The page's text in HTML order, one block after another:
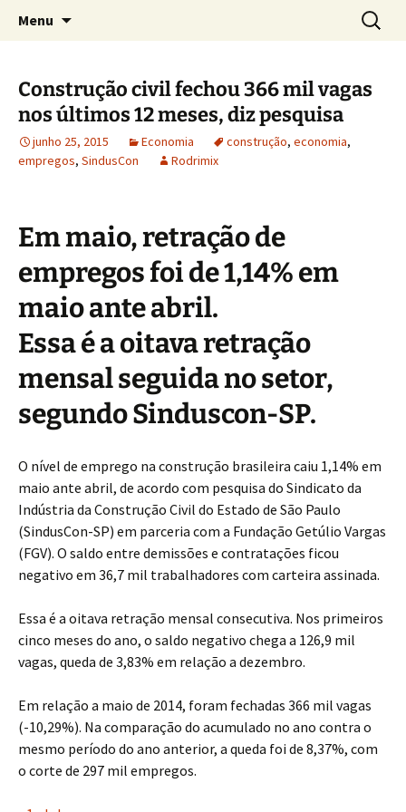
Rodrimix
Concretos e Pisos Industriais LTDA
Menu
por:
Construção civil fechou 366 mil vagas
nos últimos 12 meses, diz pesquisa
junho 25, 2015 Economia construção, economia,
empregos, SindusCon Rodrimix
Em maio, retração de
empregos foi de 1,14% em
maio ante abril.
Essa é a oitava retração
mensal seguida no setor,
segundo Sinduscon-SP.
O nível de emprego na construção brasileira caiu 1,14% em
maio ante abril, de acordo com pesquisa do Sindicato da
Indústria da Construção Civil do Estado de São Paulo
(SindusCon-SP) em parceria com a Fundação Getúlio Vargas
(FGV). O saldo entre demissões e contratações ficou
negativo em 36,7 mil trabalhadores com carteira assinada.
Essa é a oitava retração mensal consecutiva. Nos primeiros
cinco meses do ano, o saldo negativo chega a 126,9 mil
vagas, queda de 3,83% em relação a dezembro.
Em relação a maio de 2014, foram fechadas 366 mil vagas
(-10,29%). Na comparação do acumulado no ano contra o
mesmo período do ano anterior, a queda foi de 8,37%, com
o corte de 297 mil empregos.